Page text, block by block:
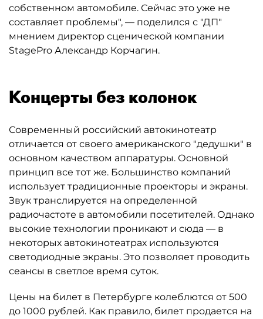
собственном автомобиле. Сейчас это уже не
составляет проблемы", — поделился с "ДП"
мнением директор сценической компании
StagePro Александр Корчагин.
Концерты без колонок
Современный российский автокинотеатр
отличается от своего американского "дедушки" в
основном качеством аппаратуры. Основной
принцип все тот же. Большинство компаний
использует традиционные проекторы и экраны.
Звук транслируется на определенной
радиочастоте в автомобили посетителей. Однако
высокие технологии проникают и сюда — в
некоторых автокинотеатрах используются
светодиодные экраны. Это позволяет проводить
сеансы в светлое время суток.
Цены на билет в Петербурге колеблются от 500
до 1000 рублей. Как правило, билет продается на